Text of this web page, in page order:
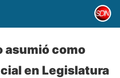
asumió como
en Legislatura